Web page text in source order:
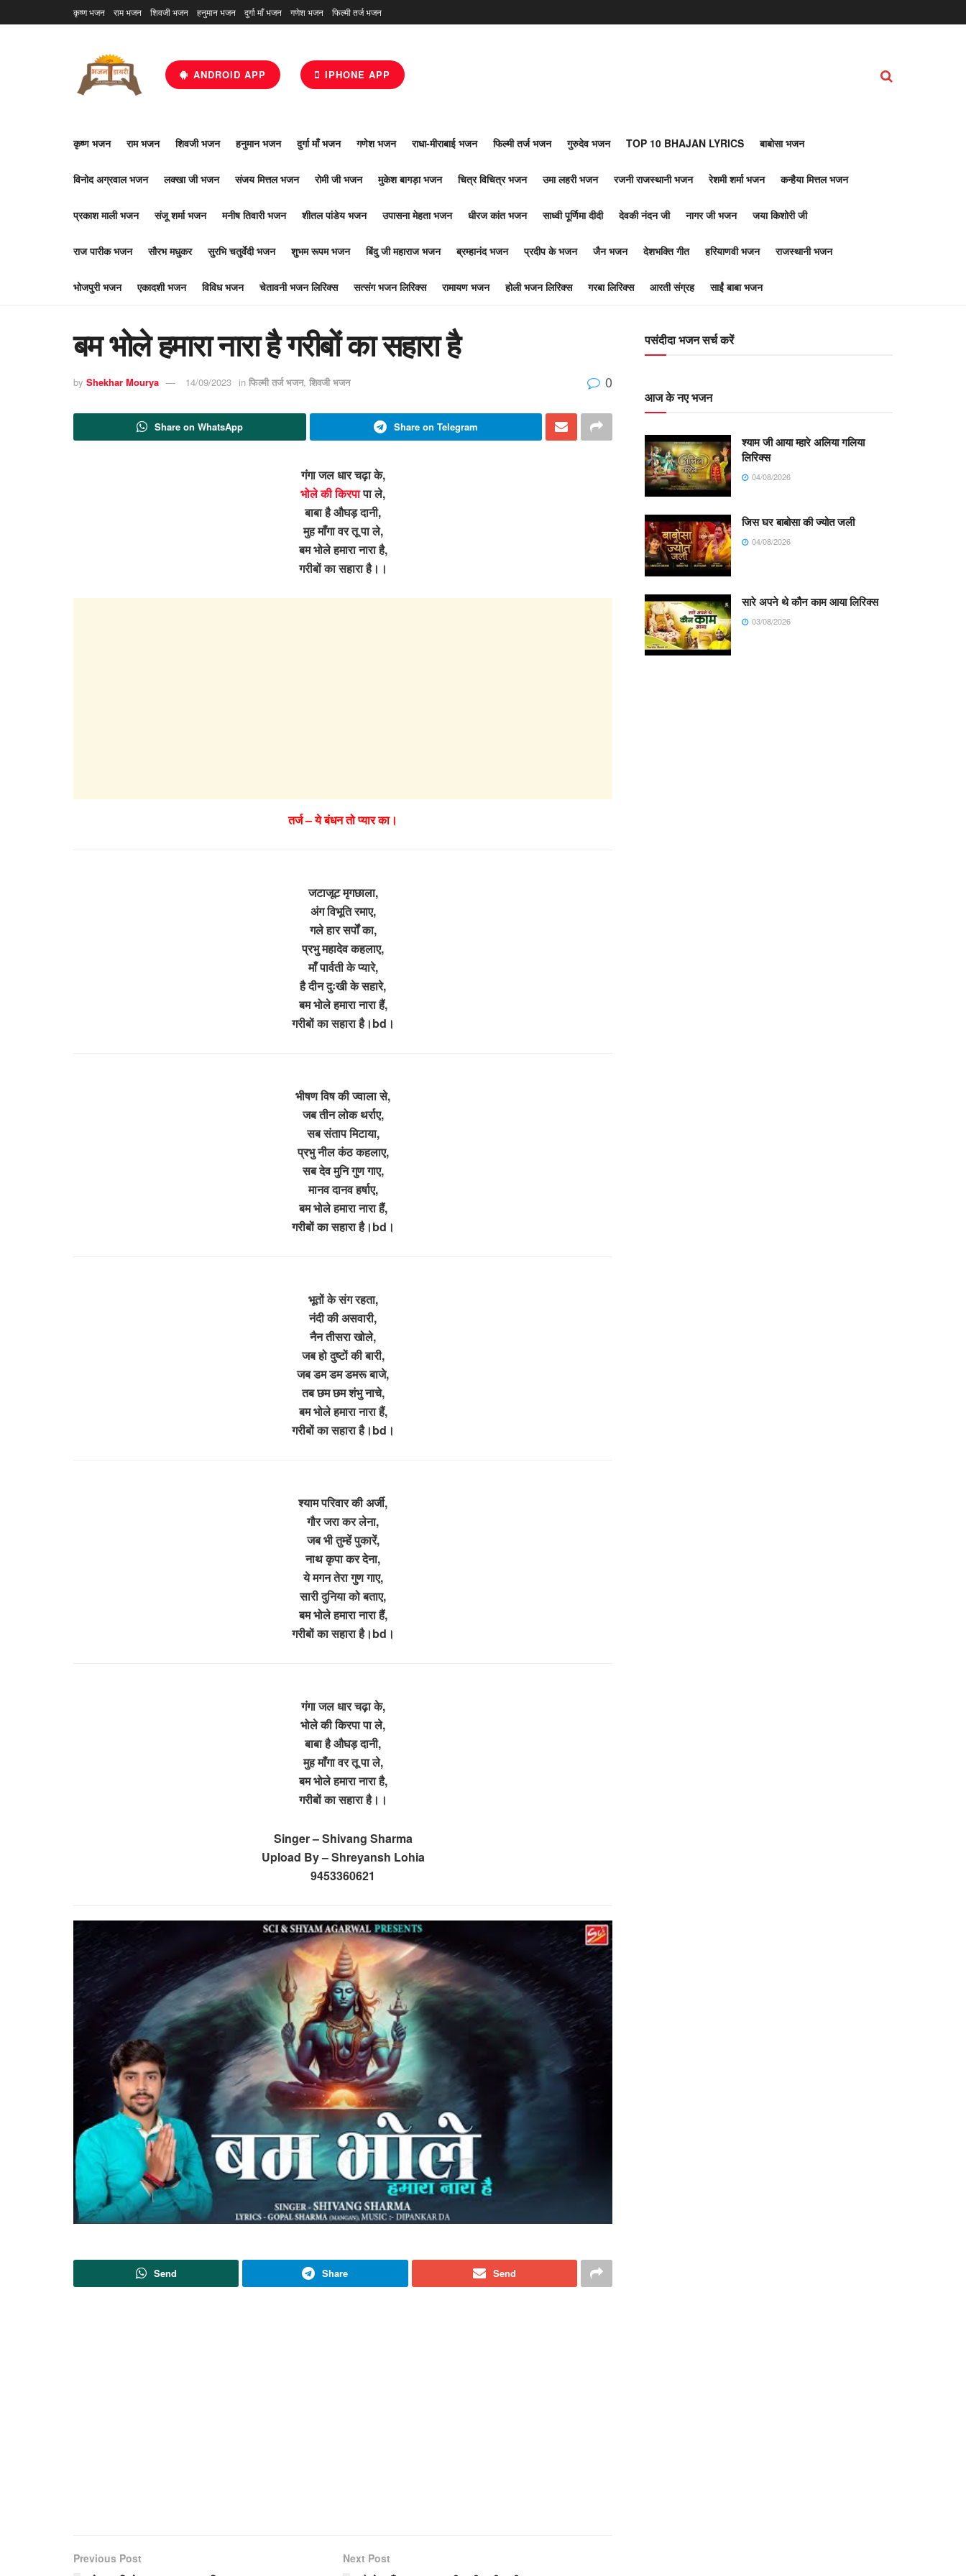
कृष्ण भजन राम भजन शिवजी भजन हनुमान भजन दुर्गा माँ भजन गणेश भजन फिल्मी तर्ज भजन
ANDROID APP IPHONE APP
कृष्ण भजन राम भजन शिवजी भजन हनुमान भजन दुर्गा माँ भजन गणेश भजन राधा-मीराबाई भजन फिल्मी तर्ज भजन गुरुदेव भजन TOP 10 BHAJAN LYRICS बाबोसा भजन
विनोद अग्रवाल भजन लक्खा जी भजन संजय मित्तल भजन रोमी जी भजन मुकेश बागड़ा भजन चित्र विचित्र भजन उमा लहरी भजन रजनी राजस्थानी भजन रेशमी शर्मा भजन कन्हैया मित्तल भजन
प्रकाश माली भजन संजू शर्मा भजन मनीष तिवारी भजन शीतल पांडेय भजन उपासना मेहता भजन धीरज कांत भजन साध्वी पूर्णिमा दीदी देवकी नंदन जी नागर जी भजन जया किशोरी जी
राज पारीक भजन सौरभ मधुकर सुरभि चतुर्वेदी भजन शुभम रूपम भजन बिंदु जी महाराज भजन ब्रम्हानंद भजन प्रदीप के भजन जैन भजन देशभक्ति गीत हरियाणवी भजन राजस्थानी भजन
भोजपुरी भजन एकादशी भजन विविध भजन चेतावनी भजन लिरिक्स सत्संग भजन लिरिक्स रामायण भजन होली भजन लिरिक्स गरबा लिरिक्स आरती संग्रह साईं बाबा भजन
बम भोले हमारा नारा है गरीबों का सहारा है
by Shekhar Mourya 14/09/2023 in फिल्मी तर्ज भजन, शिवजी भजन 0
Share on WhatsApp Share on Telegram
गंगा जल धार चढ़ा के,
भोले की किरपापा ले,
बाबा है औघड़ दानी,
मुह माँगा वर तू पा ले,
बम भोले हमारा नारा है,
गरीबों का सहारा है।।
तर्ज – ये बंधन तो प्यार का।
जटाजूट मृगछाला,
अंग विभूति रमाए,
गले हार सर्पों का,
प्रभु महादेव कहलाए,
माँ पार्वती के प्यारे,
है दीन दुःखी के सहारे,
बम भोले हमारा नारा हैं,
गरीबों का सहारा है।bd।
भीषण विष की ज्वाला से,
जब तीन लोक थर्राए,
सब संताप मिटाया,
प्रभु नील कंठ कहलाए,
सब देव मुनि गुण गाए,
मानव दानव हर्षाए,
बम भोले हमारा नारा हैं,
गरीबों का सहारा है।bd।
भूतों के संग रहता,
नंदी की असवारी,
नैन तीसरा खोले,
जब हो दुष्टों की बारी,
जब डम डम डमरू बाजे,
तब छम छम शंभु नाचे,
बम भोले हमारा नारा हैं,
गरीबों का सहारा है।bd।
श्याम परिवार की अर्जी,
गौर जरा कर लेना,
जब भी तुम्हें पुकारें,
नाथ कृपा कर देना,
ये मगन तेरा गुण गाए,
सारी दुनिया को बताए,
बम भोले हमारा नारा हैं,
गरीबों का सहारा है।bd।
गंगा जल धार चढ़ा के,
भोले की किरपा पा ले,
बाबा है औघड़ दानी,
मुह माँगा वर तू पा ले,
बम भोले हमारा नारा है,
गरीबों का सहारा है।।
Singer – Shivang Sharma
Upload By – Shreyansh Lohia
9453360621
Send Share Send
Previous Post Next Post
पसंदीदा भजन सर्च करें
आज के नए भजन
श्याम जी आया म्हारे अलिया गलिया
लिरिक्स
04/08/2026
जिस घर बाबोसा की ज्योत जली
04/08/2026
सारे अपने थे कौन काम आया लिरिक्स
03/08/2026